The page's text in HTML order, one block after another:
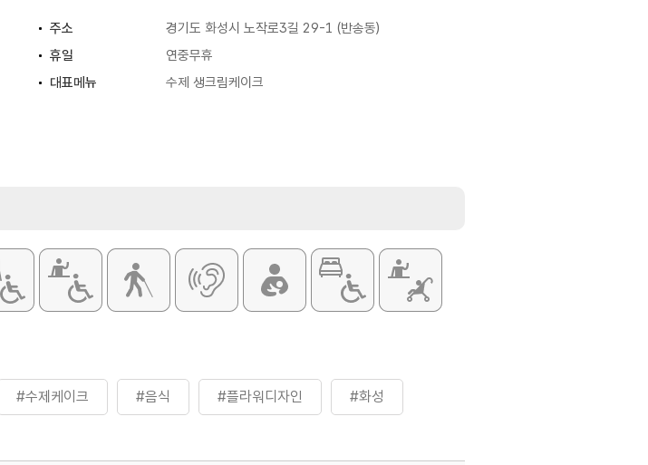
주소
경기도 화성시 노작로3길 29-1 (반송동)
휴일
연중무휴
대표메뉴
수제 생크림케이크
#수제케이크 #음식 #플라워디자인 #화성